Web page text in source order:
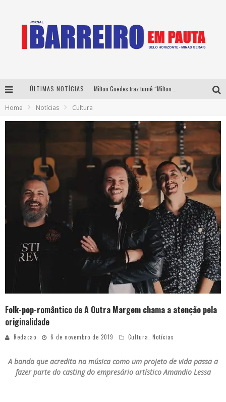
ÚLTIMAS NOTÍCIAS
Home Notícias Cultura
Folk-pop-romântico de A Outra Margem chama a atenção pela
originalidade
Redacao 6 de novembro de 2019 Cultura, Notícias
A banda que acredita na música como um projeto de vida passa a
fazer parte do casting do empresário artístico Amandio Lessa